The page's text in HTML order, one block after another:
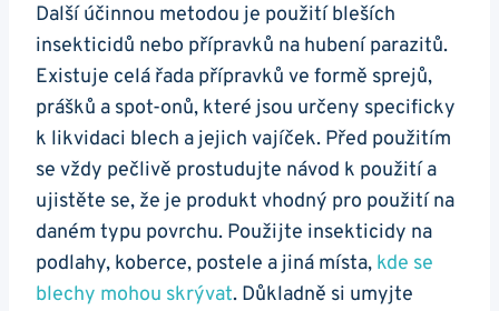
Další účinnou metodou je použití bleších
insekticidů nebo přípravků na hubení parazitů.
Existuje celá řada přípravků ve formě sprejů,
prášků a spot-onů, které jsou určeny specificky
k likvidaci blech a jejich vajíček. Před použitím
se vždy pečlivě prostudujte návod k použití a
ujistěte se, že je produkt vhodný pro použití na
daném typu povrchu. Použijte insekticidy na
podlahy, koberce, postele a jiná místa, kde se
blechy mohou skrývat. Důkladně si umyjte